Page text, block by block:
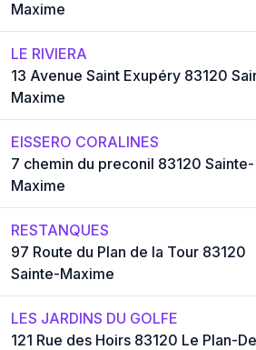
Maxime
LE RIVIERA
13 Avenue Saint Exupéry 83120
Maxime
EISSERO CORALINES
7 chemin du preconil 83120 Sainte-
Maxime
RESTANQUES
97 Route du Plan de la Tour 83120
Sainte-Maxime
LES JARDINS DU GOLFE
121 Rue des Hoirs 83120 Le Plan-